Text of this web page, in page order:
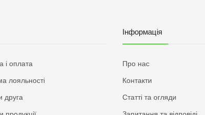
і оплата
лояльності
друга
Інформація
Про нас
Контакти
Статті та огляди